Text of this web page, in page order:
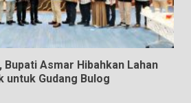
Asmar Hibahkan Lahan
untuk Gudang Bulog